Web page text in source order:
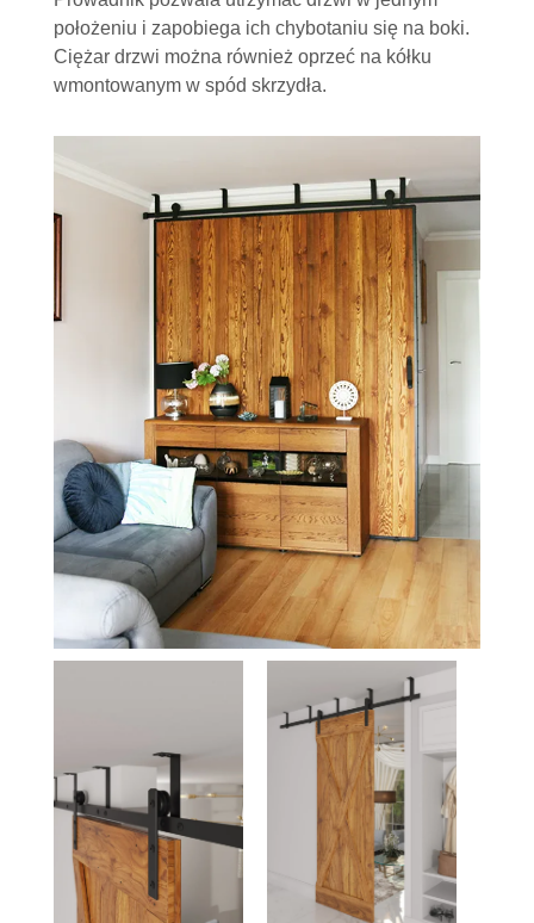
położeniu i zapobiega ich chybotaniu się na boki.
Ciężar drzwi można również oprzeć na kółku
wmontowanym w spód skrzydła.